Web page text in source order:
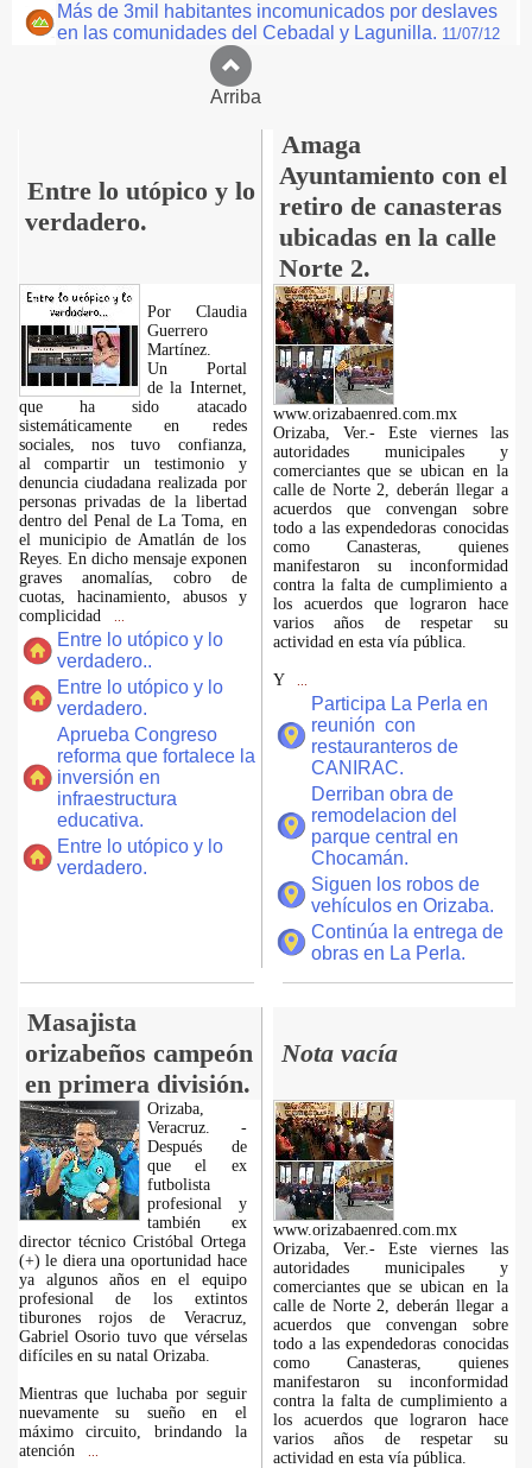
Más de 3mil habitantes incomunicados por deslaves
en las comunidades del Cebadal y Lagunilla. 11/07/12
Arriba
Entre lo utópico y lo
verdadero.
Amaga
Ayuntamiento con el
retiro de canasteras
ubicadas en la calle
Norte 2.
Por Claudia
Guerrero
Martínez.
​Un Portal
de la Internet,
que ha sido atacado
sistemáticamente en redes
sociales, nos tuvo confianza,
al compartir un testimonio y
denuncia ciudadana realizada por
personas privadas de la libertad
dentro del Penal de La Toma, en
el municipio de Amatlán de los
Reyes. En dicho mensaje exponen
graves anomalías, cobro de
cuotas, hacinamiento, abusos y
complicidad
Entre lo utópico y lo
verdadero..
Entre lo utópico y lo
verdadero.
Aprueba Congreso
reforma que fortalece la
inversión en
infraestructura
educativa.
Entre lo utópico y lo
verdadero.
www.orizabaenred.com.mx
Orizaba, Ver.- Este viernes las
autoridades municipales y
comerciantes que se ubican en la
calle de Norte 2, deberán llegar a
acuerdos que convengan sobre
todo a las expendedoras conocidas
como Canasteras, quienes
manifestaron su inconformidad
contra la falta de cumplimiento a
los acuerdos que lograron hace
varios años de respetar su
actividad en esta vía pública.
Y
Participa La Perla en
reunión con
restauranteros de
CANIRAC.
Derriban obra de
remodelacion del
parque central en
Chocamán.
Siguen los robos de
vehículos en Orizaba.
Continúa la entrega de
obras en La Perla.
Masajista
orizabeños campeón
en primera división.
Nota vacía
Orizaba,
Veracruz. -
Después de
que el ex
futbolista
profesional y
también ex
director técnico Cristóbal Ortega
(+) le diera una oportunidad hace
ya algunos años en el equipo
profesional de los extintos
tiburones rojos de Veracruz,
Gabriel Osorio tuvo que vérselas
difíciles en su natal Orizaba.
Mientras que luchaba por seguir
nuevamente su sueño en el
máximo circuito, brindando la
atención
www.orizabaenred.com.mx
Orizaba, Ver.- Este viernes las
autoridades municipales y
comerciantes que se ubican en la
calle de Norte 2, deberán llegar a
acuerdos que convengan sobre
todo a las expendedoras conocidas
como Canasteras, quienes
manifestaron su inconformidad
contra la falta de cumplimiento a
los acuerdos que lograron hace
varios años de respetar su
actividad en esta vía pública.